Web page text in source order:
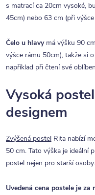
s matrací ca 20cm vysoké,
45cm) nebo 63 cm (při
Čelo u hlavymá výšku 90
výšce rámu 50cm), takže si
například při čtení své
Vysoká
designem
Zvýšená postel Rita nabízí
50 cm. Tato výška je ideální
postel nejen pro starší osoby.
Uvedená cena postele je